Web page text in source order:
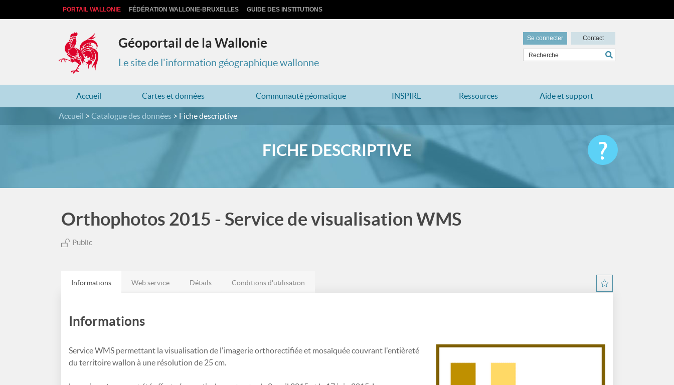
PORTAIL WALLONIE FÉDÉRATION WALLONIE-BRUXELLES GUIDE DES INSTITUTIONS
Géoportail de la Wallonie
Le site de l'information géographique wallonne
Se connecter Contact
Accueil Cartes et données Communauté géomatique INSPIRE Ressources Aide et support
Accueil Catalogue des données Fiche descriptive
FICHE DESCRIPTIVE
Orthophotos 2015 - Service de visualisation WMS
Public
Informations Web service Détails Conditions d'utilisation
Informations
Service WMS permettant la visualisation de l'imagerie orthorectifiée et mosaïquée couvrant l'entièreté
du territoire wallon à une résolution de 25 cm.